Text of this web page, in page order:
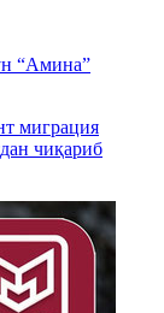
“Амина”
миграция
чиқариб